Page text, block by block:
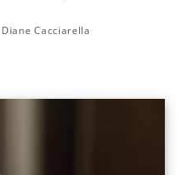
Diane Cacciarella